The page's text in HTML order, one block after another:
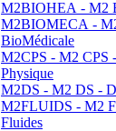
M2BIOHEA - M2
M2BIOMECA -
BioMédicale
M2CPS - M2 CPS
Physique
M2DS - M2 DS -
M2FLUIDS - M2
Fluides